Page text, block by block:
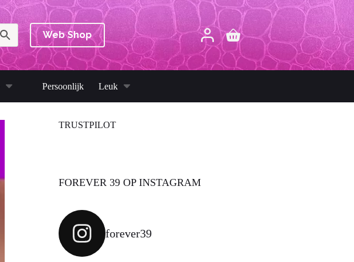
Web Shop Winkelwagen
Persoonlijk Leuk
TRUSTPILOT
FOREVER 39 OP INSTAGRAM
forever39